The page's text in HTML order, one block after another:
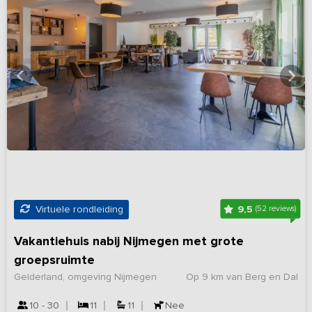
Virtuele rondleiding 9,5 (52 reviews)
Vakantiehuis nabij Nijmegen met grote
groepsruimte
Op 9 km van Berg en Dal
Gelderland, omgeving Nijmegen
10 - 30 11 11 Nee